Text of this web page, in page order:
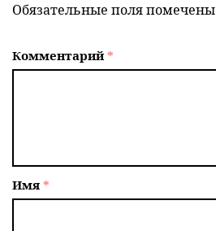
Обязательные поля помечены
Комментарий*
Имя *